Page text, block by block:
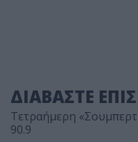
ΔΙΑΒΑΣΤΕ
Τετραήμερη
90.9